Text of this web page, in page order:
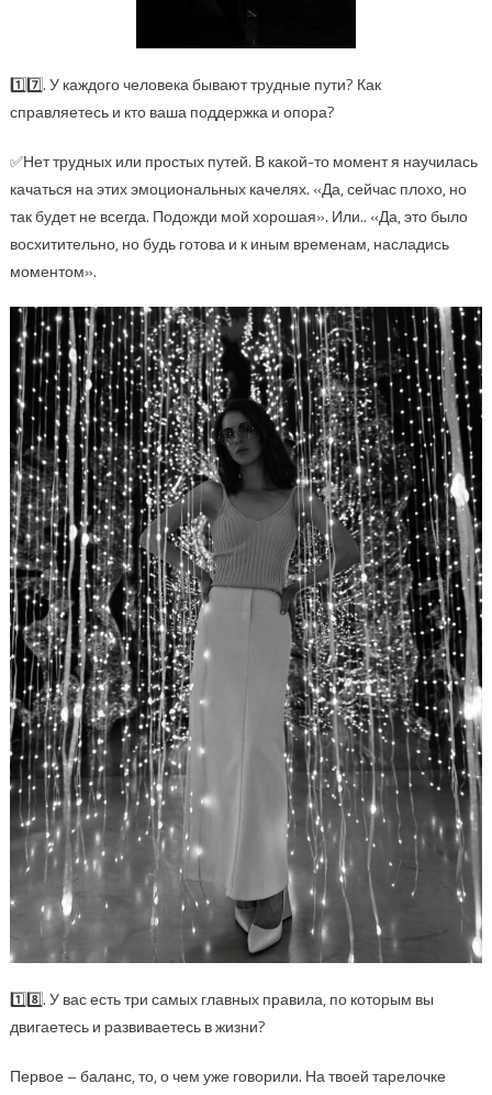
1️⃣7️⃣. У каждого человека бывают трудные пути? Как
справляетесь и кто ваша поддержка и опора?
✅Нет трудных или простых путей. В какой-то момент я научилась
качаться на этих эмоциональных качелях. «Да, сейчас плохо, но
так будет не всегда. Подожди мой хорошая». Или.. «Да, это было
восхитительно, но будь готова и к иным временам, насладись
моментом».
1️⃣8️⃣. У вас есть три самых главных правила, по которым вы
двигаетесь и развиваетесь в жизни?
Первое – баланс, то, о чем уже говорили. На твоей тарелочке